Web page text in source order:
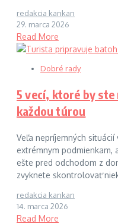
redakcia kankan
29. marca 2026
Read More
Dobré rady
5 vecí, ktoré by
každou túrou
Veľa nepríjemných
extrémnym podmienkam,
ešte pred odchodom z
zvyknete skontrolovať
redakcia kankan
14. marca 2026
Read More